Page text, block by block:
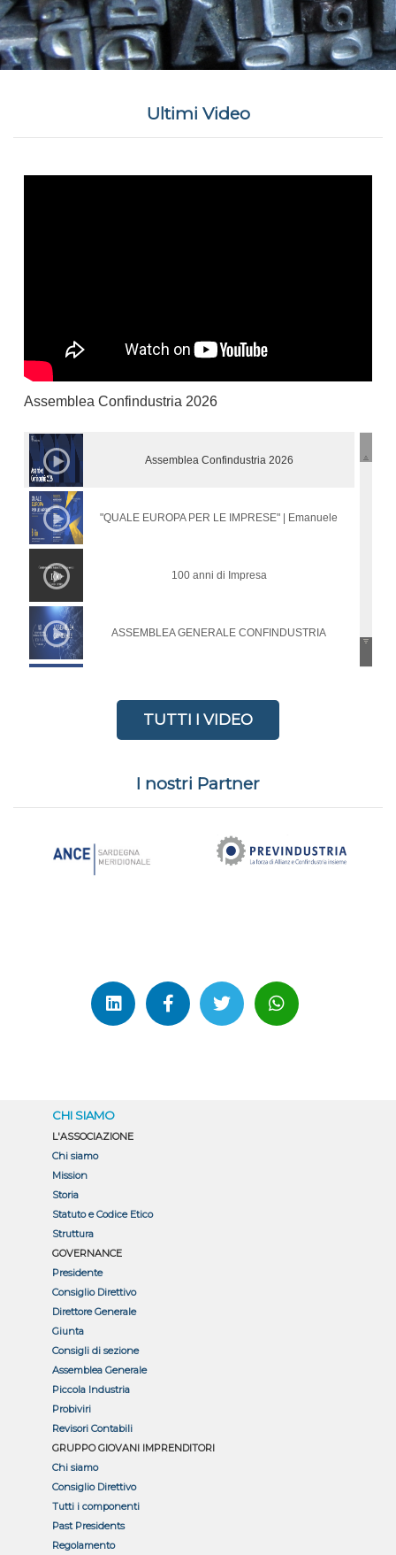
Ultimi Video
Assemblea Confindustria 2026
Assemblea Confindustria 2026
"QUALE EUROPA PER LE IMPRESE" | Emanuele
Orsini ed Enrico Letta ospiti di Confindustria Sardegna
100 anni di Impresa
ASSEMBLEA GENERALE CONFINDUSTRIA
TUTTI I VIDEO
I nostri Partner
CHI SIAMO
L'ASSOCIAZIONE
Chi siamo
Mission
Storia
Statuto e Codice Etico
Struttura
GOVERNANCE
Presidente
Consiglio Direttivo
Direttore Generale
Giunta
Consigli di sezione
Assemblea Generale
Piccola Industria
Probiviri
Revisori Contabili
GRUPPO GIOVANI IMPRENDITORI
Chi siamo
Consiglio Direttivo
Tutti i componenti
Past Presidents
Regolamento